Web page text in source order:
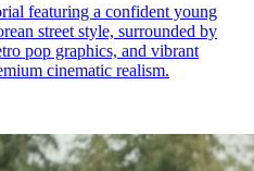
featuring a confident young
street style, surrounded by
pop graphics, and vibrant
cinematic realism.